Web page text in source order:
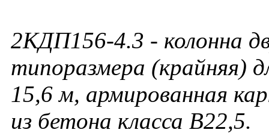
2КДП156-4.3 - колонна
типоразмера (крайняя)
15,6 м, армированная
из бетона класса В22,5.